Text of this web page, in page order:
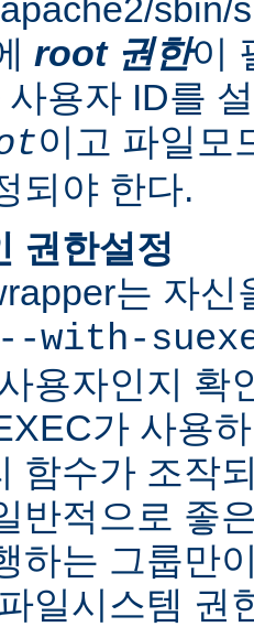
sbin/
root 권한이
용자 ID를
이고 파일모
되야 한다.
권한설정
는 자신
--with-
용자인지 확
가 사용
함수가 조작
반적으로 좋
하는 그룹만
일시스템 권